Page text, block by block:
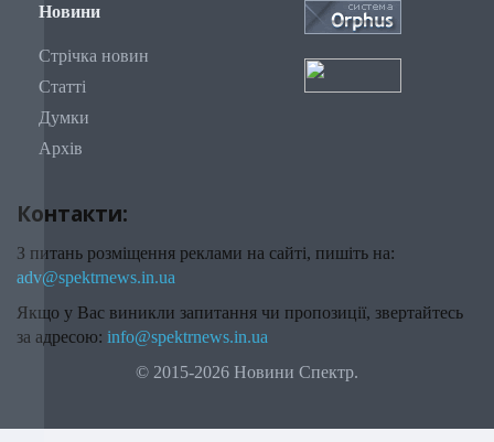
Новини
Стрічка новин
Статті
Думки
Архів
Контакти:
З питань розміщення реклами на сайті, пишіть на:
adv@spektrnews.in.ua
Якщо у Вас виникли запитання чи пропозиції, звертайтесь
за адресою: info@spektrnews.in.ua
© 2015-2026 Новини Спектр.